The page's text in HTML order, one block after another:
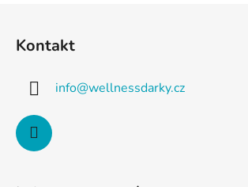
í
Kontakt
info@wellnessdarky.cz